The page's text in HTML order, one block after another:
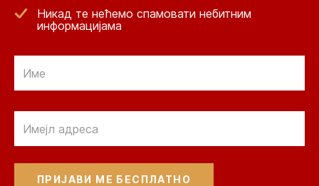
Никад те нећемо спамовати небитним
информацијама